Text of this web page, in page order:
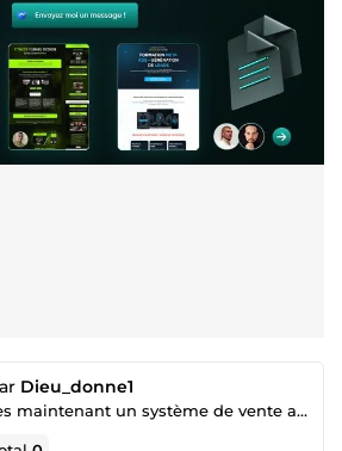
Dieu_donne1
Obtenez dès maintenant un système de vente automatisé qui travaille pour vous 24h/24